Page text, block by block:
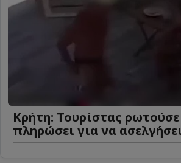
Κρήτη: Τουρίστας
πληρώσει για να